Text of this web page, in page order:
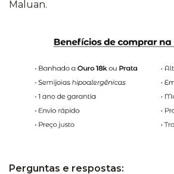
Maluan.
Perguntas e respostas: